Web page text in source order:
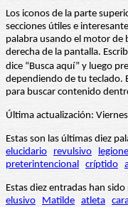
Los iconos de la parte
secciones útiles e
palabra usando el motor de
derecha de la pantalla.
dice “Busca aquí” y luego
dependiendo de tu teclado.
para buscar contenido
Última actualización:
Estas son las últimas diez
elucidario
revulsivo
preterintencional críptido
Estas diez entradas han
elusivo
Matilde atleta